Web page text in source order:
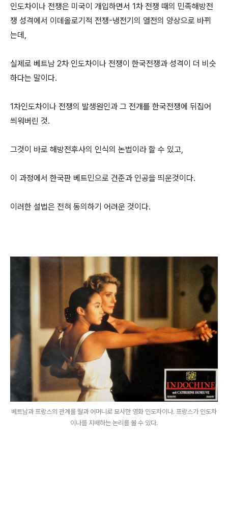
인도차이나 전쟁은 미국이 개입하면서 1차 전쟁 때의 민족해방전
쟁 성격에서 이데올로기적 전쟁-냉전기의 열전의 양상으로 바뀌
는데,
실제로 베트남 2차 인도차이나 전쟁이 한국전쟁과 성격이 더 비슷
하다는 말이다.
1차인도차이나 전쟁의 발생원인과 그 전개를 한국전쟁에 뒤집어
씌워버린 것.
그것이 바로 해방전후사의 인식의 논법이라 할 수 있고,
이 과정에서 한국판 베트민으로 건준과 인공을 띄운것이다.
이러한 설법은 전혀 동의하기 어려운 것이다.
베트남과 프랑스의 관계를 딸과 어머니로 묘사한 영화 인도차이나. 프랑스가 인도차
이나를 지배하는 논리를 볼 수 있다.